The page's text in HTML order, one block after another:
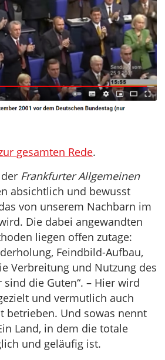
gesamten Rede.
Frankfurter Allgemeinen
absichtlich und bewusst
von unserem Nachbarn im
Die dabei angewandten
liegen offen zutage:
Feindbild-Aufbau,
Verbreitung und Nutzung des
sind die Guten“. – Hier wird
und vermutlich auch
betrieben. Und sowas nennt
Land, in dem die totale
und geläufig ist.